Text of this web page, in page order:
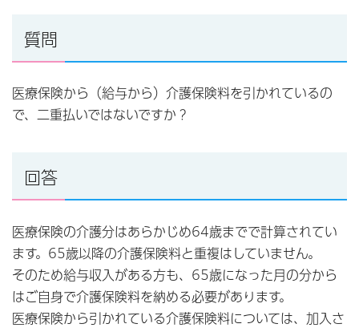
質問
医療保険から（給与から）介護保険料を引かれているの
で、二重払いではないですか？
回答
医療保険の介護分はあらかじめ64歳までで計算されてい
ます。65歳以降の介護保険料と重複はしていません。
そのため給与収入がある方も、65歳になった月の分から
はご自身で介護保険料を納める必要があります。
医療保険から引かれている介護保険料については、加入さ